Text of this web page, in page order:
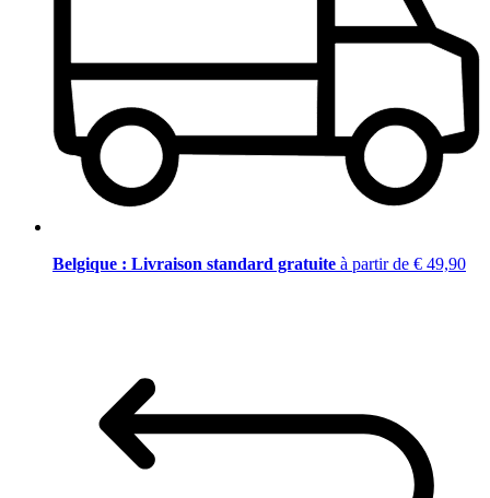
Belgique : Livraison standard gratuite à partir de € 49,90